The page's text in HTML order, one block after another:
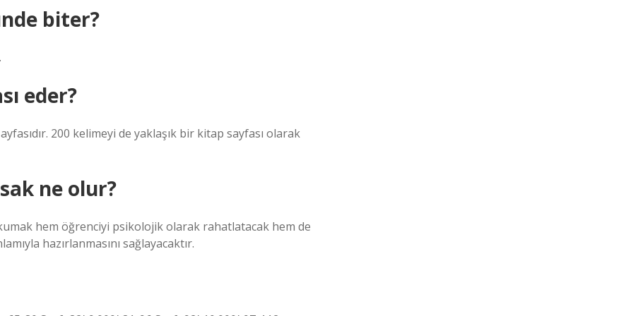
biter?
eder?
200 kelimeyi de yaklaşık bir kitap sayfası olarak
ne olur?
hem öğrenciyi psikolojik olarak rahatlatacak hem de
hazırlanmasını sağlayacaktır.